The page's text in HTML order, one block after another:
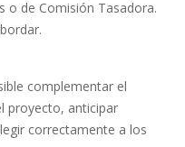
o de Comisión Tasadora.
complementar el
proyecto, anticipar
correctamente a los